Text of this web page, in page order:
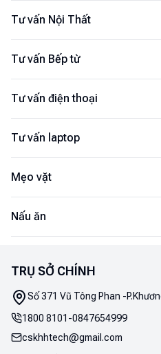
Tư vấn Nội Thất
Tư vấn Bếp từ
Tư vấn điện thoại
Tư vấn laptop
Mẹo vặt
Nấu ăn
TRỤ SỞ CHÍNH
Số 371 Vũ Tông Phan -
1800 8101 -0847654999
cskhhtech@gmail.com